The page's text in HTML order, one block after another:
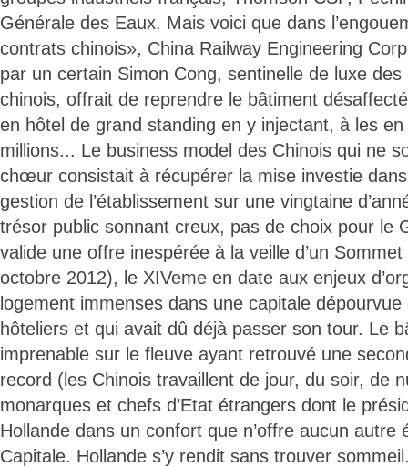
Générale des Eaux. Mais voici que dans
contrats chinois», China Railway Engineering
par un certain Simon Cong, sentinelle de luxe
chinois, offrait de reprendre le bâtiment
en hôtel de grand standing en y injectant, à les
millions... Le business model des Chinois qui ne
chœur consistait à récupérer la mise investie
gestion de l’établissement sur une vingtaine
trésor public sonnant creux, pas de choix pour le
valide une offre inespérée à la veille d’un
octobre 2012), le XIVeme en date aux enjeux
logement immenses dans une capitale dépourvue
hôteliers et qui avait dû déjà passer son tour. Le
imprenable sur le fleuve ayant retrouvé une
record (les Chinois travaillent de jour, du soir, de
monarques et chefs d’Etat étrangers dont le
Hollande dans un confort que n’offre aucun autre
Capitale. Hollande s’y rendit sans trouver